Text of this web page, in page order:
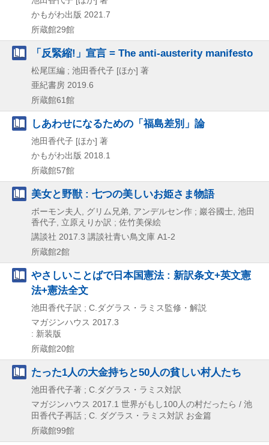
かもがわ出版 2021.7
所蔵館29館
「反緊縮!」宣言 = The anti-austerity manifesto
松尾匡編 ; 池田香代子 [ほか] 著
亜紀書房 2019.6
所蔵館61館
しあわせになるための「福島差別」論
池田香代子 [ほか] 著
かもがわ出版 2018.1
所蔵館57館
美女と野獣 : 七つの美しいお姫さま物語
ボーモン夫人, グリム兄弟, アンデルセン作 ; 巖谷國士, 池田
香代子, 立原えりか訳 ; 佐竹美保絵
講談社 2017.3 講談社青い鳥文庫 A1-2
所蔵館2館
やさしいことばで日本国憲法 : 新訳条文+英文憲
法+憲法全文
池田香代子訳 ; C.ダグラス・ラミス監修・解説
マガジンハウス 2017.3
: 新装版
所蔵館20館
たった1人の大金持ちと50人の貧しい村人たち
池田香代子著 ; C.ダグラス・ラミス対訳
マガジンハウス 2017.1 世界がもし100人の村だったら / 池
田香代子再話 ; C. ダグラス・ラミス対訳 お金篇
所蔵館99館